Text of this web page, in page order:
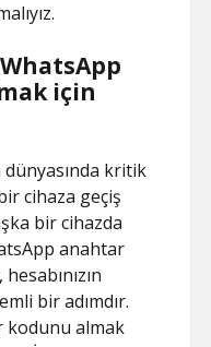
için
dünyasında kritik
cihaza geçiş
bir cihazda
anahtar
bir adımdır.
kodunu almak